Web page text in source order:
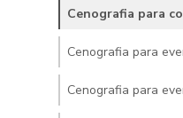
Cenografia para
Cenografia para
Cenografia para